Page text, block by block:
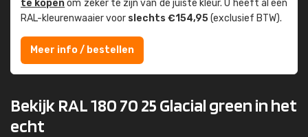
te kopenom zeker te zijn van de juiste kleur. U heeft al een
RAL-kleuren­waaier voor slechts €154,95(exclusief BTW).
Meer info / bestellen
Bekijk RAL 180 70 25 Glacial green in het
echt